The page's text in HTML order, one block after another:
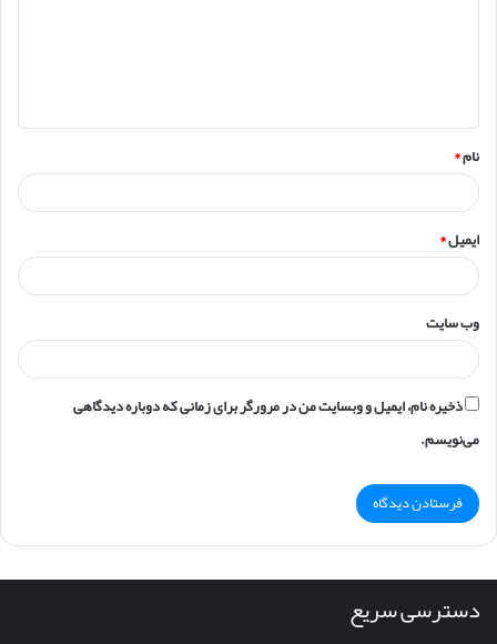
*
نام*
ایمیل*
وب‌ سایت
ذخیره نام، ایمیل و وبسایت من در مرورگر برای زمانی که دوباره دیدگاهی
می‌نویسم.
دسترسی سریع